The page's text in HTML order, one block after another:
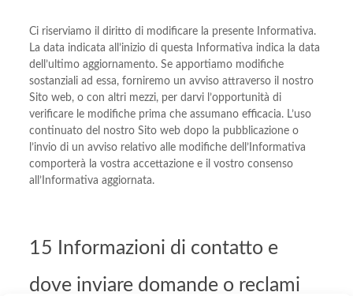
Ci riserviamo il diritto di modificare la presente Informativa.
La data indicata all’inizio di questa Informativa indica la data
dell’ultimo aggiornamento. Se apportiamo modifiche
sostanziali ad essa, forniremo un avviso attraverso il nostro
Sito web, o con altri mezzi, per darvi l’opportunità di
verificare le modifiche prima che assumano efficacia. L’uso
continuato del nostro Sito web dopo la pubblicazione o
l’invio di un avviso relativo alle modifiche dell’Informativa
comporterà la vostra accettazione e il vostro consenso
all’Informativa aggiornata.
15 Informazioni di contatto e
dove inviare domande o reclami